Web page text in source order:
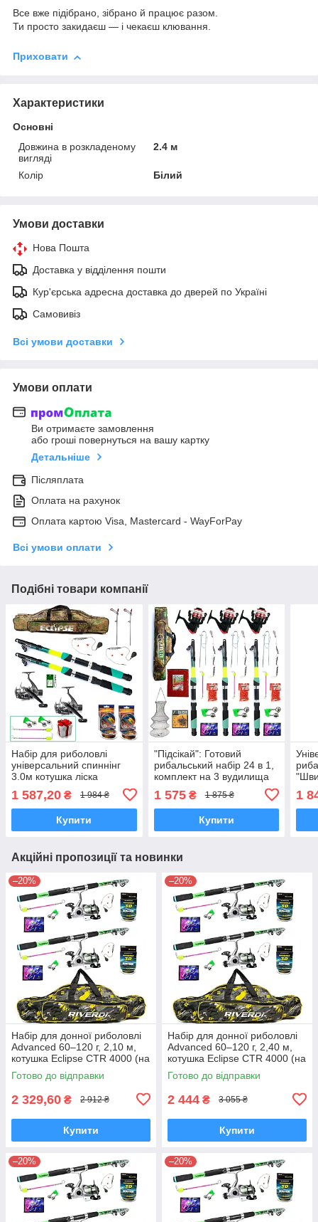
Все вже підібрано, зібрано й працює разом.
Ти просто закидаєш — і чекаєш клювання.
Приховати
Характеристики
Основні
Довжина в розкладеному
вигляді
2.4 м
Колір Білий
Умови доставки
Нова Пошта
Доставка у відділення пошти
Кур'єрська адресна доставка до дверей по Україні
Самовивіз
Всі умови доставки
Умови оплати
Ви отримаєте замовлення
або гроші повернуться на вашу картку
Детальніше
Післяплата
Оплата на рахунок
Оплата картою Visa, Mastercard - WayForPay
Всі умови оплати
Подібні товари компанії
Набір для риболовлі
універсальний спиннінг
3.0м котушка ліска
вудилища
1 587,20 ₴ 1 984 ₴
Купити
"Підсікай": Готовий
рибальський набір 24 в 1,
комплект на 3 вудилища
1 575₴ 1 875 ₴
Купити
1
Акційні пропозиції та новинки
–20%
Набір для донної риболовлі
Advanced 60–120 г, 2,10 м,
котушка Eclipse CTR 4000 (на
2 вудилища)
Готово до відправки
2 329,60 ₴ 2 912 ₴
Купити
–20%
Набір для донної риболовлі
Advanced 60–120 г, 2,40 м,
котушка Eclipse CTR 4000 (на
2 вудилища)
Готово до відправки
2 444 ₴ 3 055 ₴
Купити
–20% –20%